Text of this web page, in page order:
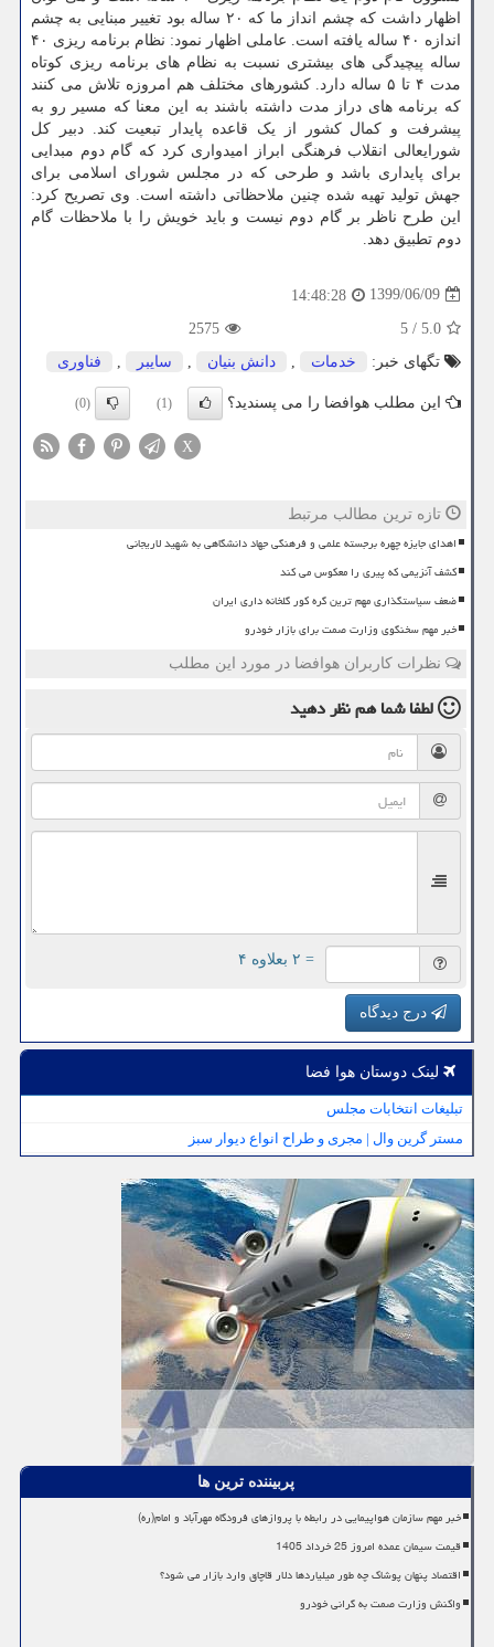
اظهار داشت که چشم انداز ما که ۲۰ ساله بود تغییر مبنایی به چشم
اندازه ۴۰ ساله یافته است. عاملی اظهار نمود: نظام برنامه ریزی ۴۰
ساله پیچیدگی های بیشتری نسبت به نظام های برنامه ریزی کوتاه
مدت ۴ تا ۵ ساله دارد. کشورهای مختلف هم امروزه تلاش می کنند
که برنامه های دراز مدت داشته باشند به این معنا که مسیر رو به
پیشرفت و کمال کشور از یک قاعده پایدار تبعیت کند. دبیر کل
شورایعالی انقلاب فرهنگی ابراز امیدواری کرد که گام دوم مبدایی
برای پایداری باشد و طرحی که در مجلس شورای اسلامی برای
جهش تولید تهیه شده چنین ملاحظاتی داشته است. وی تصریح کرد:
این طرح ناظر بر گام دوم نیست و باید خویش را با ملاحظات گام
دوم تطبیق دهد.
1399/06/09
14:48:28
5.0
/
5
2575
تگهای خبر:
خدمات , دانش بنیان , سایبر , فناوری
این مطلب هوافضا را می پسندید؟ (1)
(0)
X
تازه ترین مطالب مرتبط
اهدای جایزه چهره برجسته علمی و فرهنگی جهاد دانشگاهی به شهید لاریجانی
کشف آنزیمی که پیری را معکوس می کند
ضعف سیاستگذاری مهم ترین گره کور گلخانه داری ایران
خبر مهم سخنگوی وزارت صمت برای بازار خودرو
نظرات کاربران هوافضا در مورد این مطلب
لطفا شما همنظر دهید
= ۲ بعلاوه ۴
درج دیدگاه
لینک دوستان هوا فضا
تبلیغات انتخابات مجلس
مستر گرین وال | مجری و طراح انواع دیوار سبز
پربیننده ترین ها
خبر مهم سازمان هواپیمایی در رابطه با پروازهای فرودگاه مهرآباد و امام(ره)
قیمت سیمان عمده امروز 25 خرداد 1405
اقتصاد پنهان پوشاک چه طور میلیاردها دلار قاچاق وارد بازار می شود؟
واکنش وزارت صمت به گرانی خودرو